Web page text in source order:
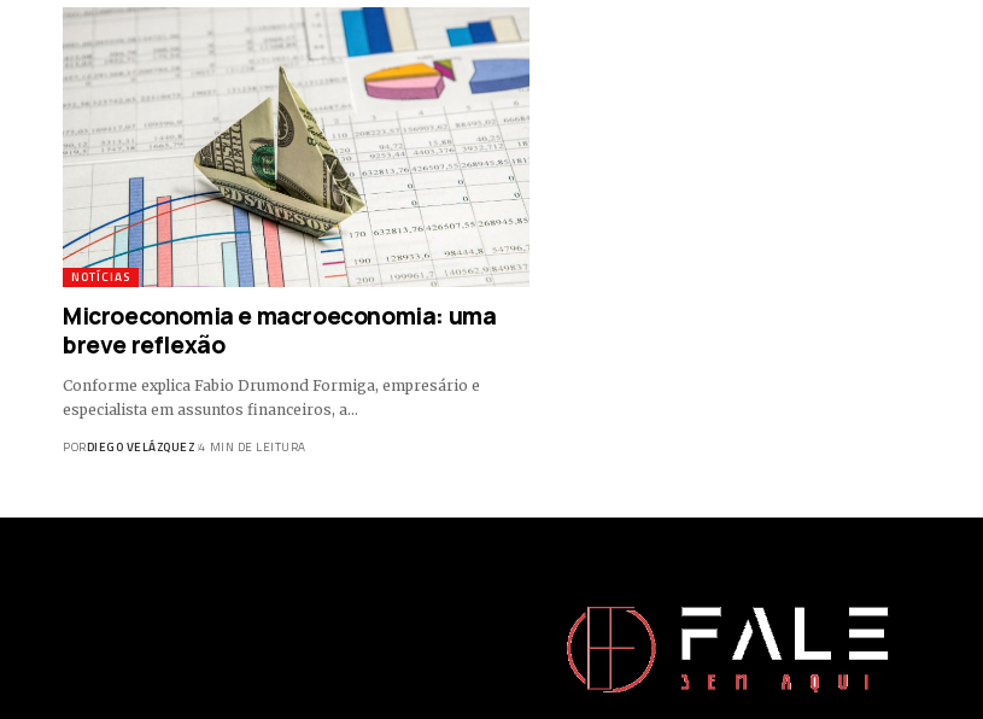
NOTÍCIAS
Microeconomia e macroeconomia: uma
breve reflexão
Conforme explica Fabio Drumond Formiga, empresário e
especialista em assuntos financeiros, a…
PORDIEGO VELÁZQUEZ 4 MIN DE LEITURA